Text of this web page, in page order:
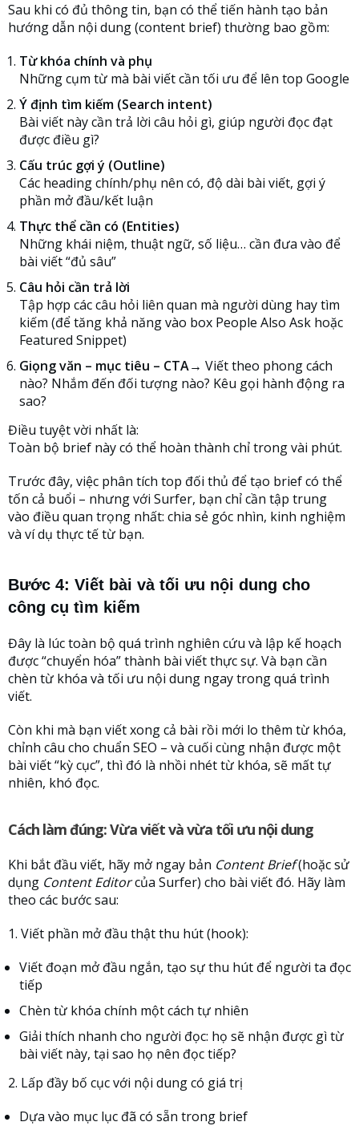
Sau khi có đủ thông tin, bạn có thể tiến hành tạo bản
hướng dẫn nội dung (content brief) thường bao gồm:
Từ khóa chính và phụ
Những cụm từ mà bài viết cần tối ưu để lên top Google
Ý định tìm kiếm (Search intent)
Bài viết này cần trả lời câu hỏi gì, giúp người đọc đạt
được điều gì?
Cấu trúc gợi ý (Outline)
Các heading chính/phụ nên có, độ dài bài viết, gợi ý
phần mở đầu/kết luận
Thực thể cần có (Entities)
Những khái niệm, thuật ngữ, số liệu… cần đưa vào để
bài viết “đủ sâu”
Câu hỏi cần trả lời
Tập hợp các câu hỏi liên quan mà người dùng hay tìm
kiếm (để tăng khả năng vào box People Also Ask hoặc
Featured Snippet)
Giọng văn – mục tiêu – CTA→ Viết theo phong cách
nào? Nhắm đến đối tượng nào? Kêu gọi hành động ra
sao?
Điều tuyệt vời nhất là:
Toàn bộ brief này có thể hoàn thành chỉ trong vài phút.
Trước đây, việc phân tích top đối thủ để tạo brief có thể
tốn cả buổi – nhưng với Surfer, bạn chỉ cần tập trung
vào điều quan trọng nhất: chia sẻ góc nhìn, kinh nghiệm
và ví dụ thực tế từ bạn.
Bước 4: Viết bài và tối ưu nội dung cho
công cụ tìm kiếm
Đây là lúc toàn bộ quá trình nghiên cứu và lập kế hoạch
được “chuyển hóa” thành bài viết thực sự. Và bạn cần
chèn từ khóa và tối ưu nội dung ngay trong quá trình
viết.
Còn khi mà bạn viết xong cả bài rồi mới lo thêm từ khóa,
chỉnh câu cho chuẩn SEO – và cuối cùng nhận được một
bài viết “kỳ cục”, thì đó là nhồi nhét từ khóa, sẽ mất tự
nhiên, khó đọc.
Cách làm đúng: Vừa viết và vừa tối ưu nội dung
Khi bắt đầu viết, hãy mở ngay bản Content Brief(hoặc sử
dụng Content Editorcủa Surfer) cho bài viết đó. Hãy làm
theo các bước sau:
1. Viết phần mở đầu thật thu hút (hook):
Viết đoạn mở đầu ngắn, tạo sự thu hút để người ta đọc
tiếp
Chèn từ khóa chính một cách tự nhiên
Giải thích nhanh cho người đọc: họ sẽ nhận được gì từ
bài viết này, tại sao họ nên đọc tiếp?
2. Lấp đầy bố cục với nội dung có giá trị
Dựa vào mục lục đã có sẵn trong brief